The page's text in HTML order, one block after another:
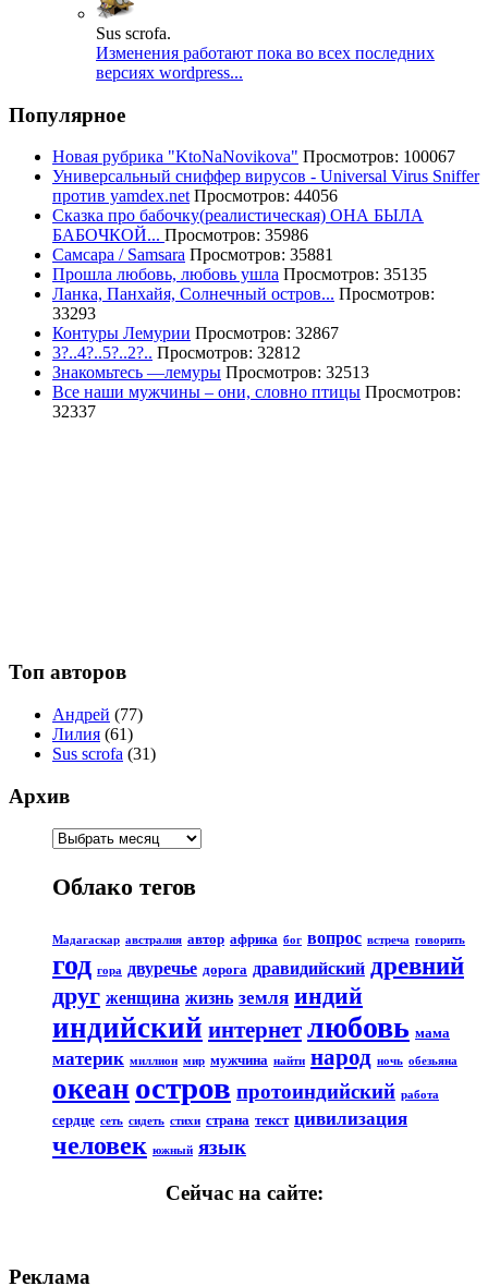
Sus scrofa.
Изменения работают пока во всех последних
версиях wordpress...
Популярное
Новая рубрика "KtoNaNovikova" Просмотров: 100067
Универсальный сниффер вирусов - Universal Virus Sniffer
против yamdex.net Просмотров: 44056
Сказка про бабочку(реалистическая) ОНА БЫЛА
БАБОЧКОЙ... Просмотров: 35986
Самсара / Samsara Просмотров: 35881
Прошла любовь, любовь ушла Просмотров: 35135
Ланка, Панхайя, Солнечный остров... Просмотров:
33293
Контуры Лемурии Просмотров: 32867
3?..4?..5?..2?.. Просмотров: 32812
Знакомьтесь —лемуры Просмотров: 32513
Все наши мужчины – они, словно птицы Просмотров:
32337
Топ авторов
Андрей (77)
Лилия (61)
Sus scrofa (31)
Архив
Облако тегов
Мадагаскар австралия автор африка бог вопрос встреча говорить
год гора двуречье дорога дравидийский древний
друг женщина жизнь земля индий
индийский интернет любовь мама
материк миллион мир мужчина найти народ ночь обезьяна
океан остров протоиндийский работа
сердце сеть сидеть стихи страна текст цивилизация
человек южный язык
Сейчас на сайте:
Реклама